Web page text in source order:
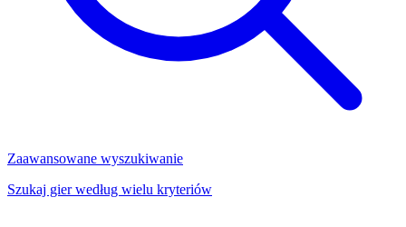
Zaawansowane wyszukiwanie
Szukaj gier według wielu kryteriów